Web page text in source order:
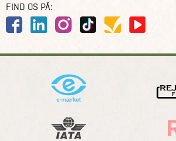
FIND OS PÅ: